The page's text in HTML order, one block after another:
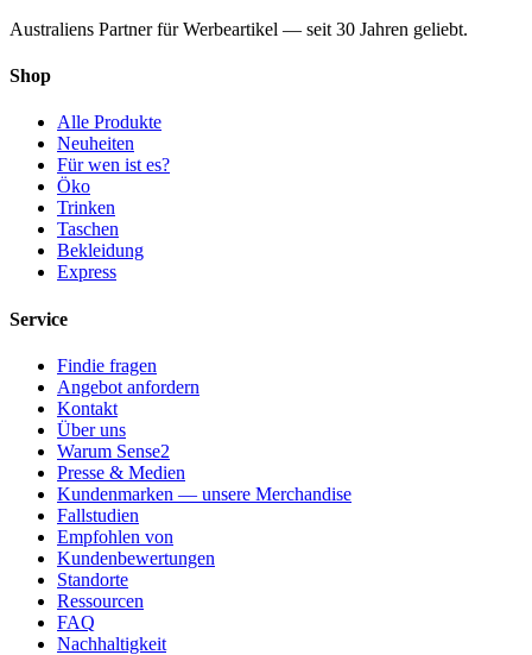
Australiens Partner für Werbeartikel — seit 30 Jahren geliebt.
Shop
Alle Produkte
Neuheiten
Für wen ist es?
Öko
Trinken
Taschen
Bekleidung
Express
Service
Findie fragen
Angebot anfordern
Kontakt
Über uns
Warum Sense2
Presse & Medien
Kundenmarken — unsere Merchandise
Fallstudien
Empfohlen von
Kundenbewertungen
Standorte
Ressourcen
FAQ
Nachhaltigkeit